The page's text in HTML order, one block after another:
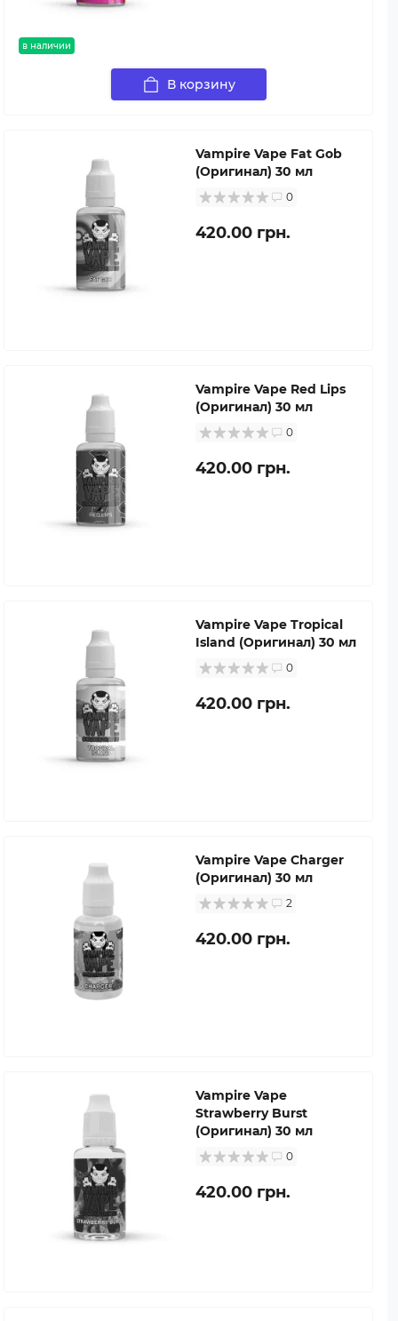
в наличии
В корзину
Vampire Vape Fat Gob
(Оригинал) 30 мл
0
420.00 грн.
Vampire Vape Red Lips
(Оригинал) 30 мл
0
420.00 грн.
Vampire Vape Tropical
Island (Оригинал) 30 мл
0
420.00 грн.
Vampire Vape Charger
(Оригинал) 30 мл
2
420.00 грн.
Vampire Vape
Strawberry Burst
(Оригинал) 30 мл
0
420.00 грн.